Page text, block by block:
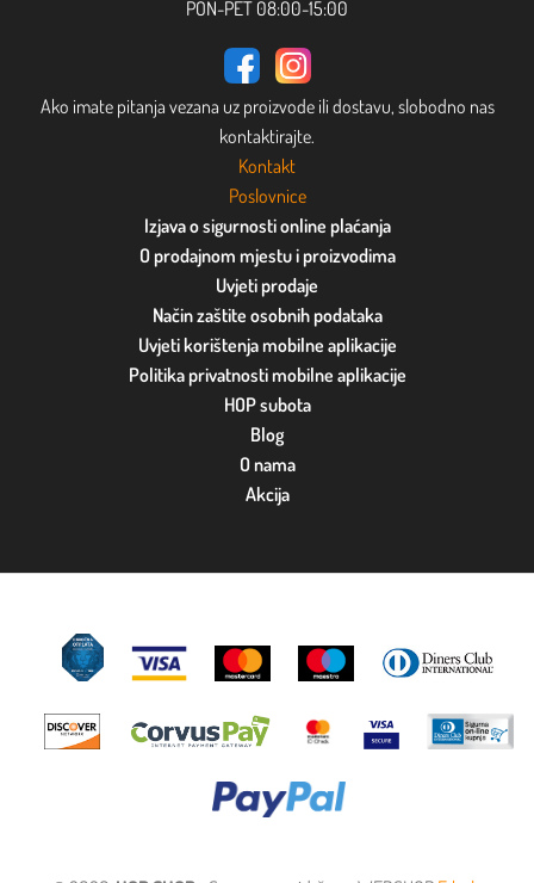
PON-PET 08:00-15:00
Ako imate pitanja vezana uz proizvode ili dostavu, slobodno nas
kontaktirajte.
Kontakt
Poslovnice
Izjava o sigurnosti online plaćanja
O prodajnom mjestu i proizvodima
Uvjeti prodaje
Način zaštite osobnih podataka
Uvjeti korištenja mobilne aplikacije
Politika privatnosti mobilne aplikacije
HOP subota
Blog
O nama
Akcija